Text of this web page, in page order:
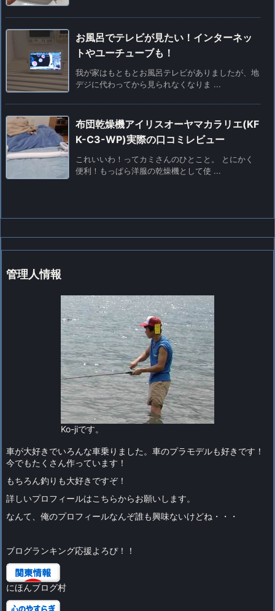
お風呂でテレビが見たい！インターネッ
トやユーチューブも！
我が家はもともとお風呂テレビがありましたが、地
デジに代わってから見られなくなりま ...
布団乾燥機アイリスオーヤマカラリエ(KF
K-C3-WP)実際の口コミレビュー
これいいわ！ってカミさんのひとこと。 とにかく
便利！もっぱら洋服の乾燥機として使 ...
管理人情報
Ko-jiです。
車が大好きでいろんな車乗りました。車のプラモデルも好きです！
今でもたくさん作っています！
もちろん釣りも大好きですぞ！
詳しいプロフィールはこちらからお願いします。
なんて、俺のプロフィールなんぞ誰も興味ないけどね・・・
ブログランキング応援よろぴ！！
にほんブログ村